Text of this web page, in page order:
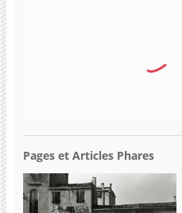
Pages et Articles Phares